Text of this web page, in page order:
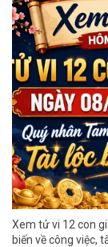
Xem tử vi 12 con
biến về công việc,